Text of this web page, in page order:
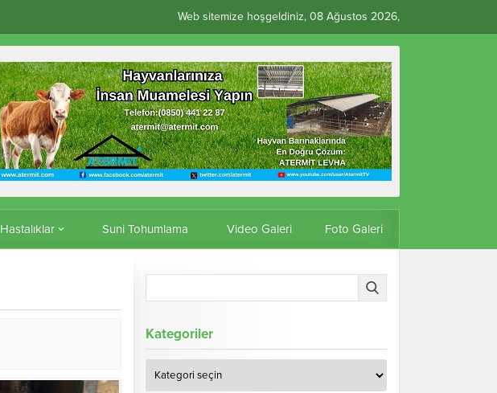
Web sitemize hoşgeldiniz, 08 Ağustos 2026,
Hastalıklar Suni Tohumlama Video Galeri Foto Galeri
Kategoriler